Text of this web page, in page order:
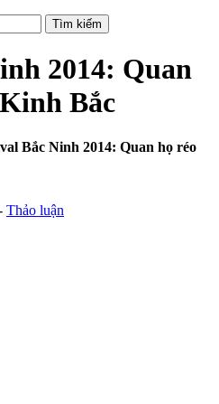
2014: Quan
Bắc
Bắc Ninh 2014: Quan họ réo
Thảo luận